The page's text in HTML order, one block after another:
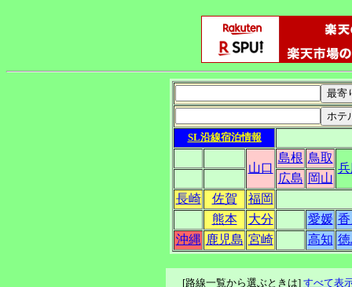
SL沿線宿泊情報
山口
島根 鳥取
広島 岡山
長崎
佐賀
福岡
熊本
大分 愛媛
沖縄 鹿児島 宮崎 高知
[路線一覧から選ぶときは] すべて表